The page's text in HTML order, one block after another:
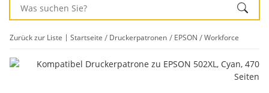
Zurück zur Liste Startseite Druckerpatronen EPSON Workforce